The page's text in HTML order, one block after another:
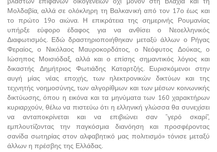
Μολδαβία, αλλά σε ολόκληρη τη Βαλκανική από τον 17ο έως και
το πρώτο 19ο αιώνα. Η επικράτεια της σημερινής Ρουμανίας
υπήρξε εύφορο έδαφος για να ανθίσει ο Νεοελληνικός
Διαφωτισμός. Εδώ δραστηριοποιήθηκαν μεταξύ άλλων ο Ρήγας
Φεραίος, ο Νικόλαος Μαυροκορδάτος, ο Νεόφυτος Δούκας, ο
Ιώσηπος Μοισιόδαξ, αλλά και ο επίσης σημαντικός λόγιος και
δικαστής Δημήτριος Φωτιάδης Καταρτζής. Ευρισκόμενοι στην
αυγή μίας νέας εποχής, των ηλεκτρονικών δικτύων και της
τεχνητής νοημοσύνης, των αλγορίθμων και των μέσων κοινωνικής
δικτύωσης, όπου η εικόνα και τα μηνύματα των 160 χαρακτήρων
κυριαρχούν, θέλω να πιστεύω ότι η ελληνική γλώσσα θα συνεχίσει
να ανταποκρίνεται και να επιβιώνει σαν “γερό σκαρί”,
εμπλουτίζοντας την παγκόσμια διανόηση και προσφέροντας
σανίδα σωτηρίας στον αλφαβητικό μας πολιτισμό» τόνισε μεταξύ
άλλων η πρέσβης της Ελλάδας.